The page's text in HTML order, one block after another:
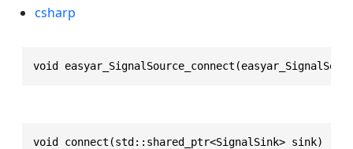
csharp
void
void connect(std::shared_ptr<SignalSink> sink)